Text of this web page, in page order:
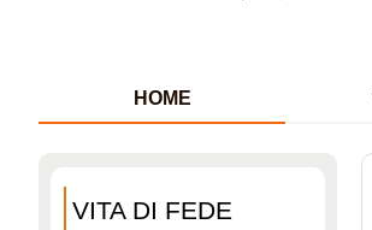
HOME
VITA DI FEDE